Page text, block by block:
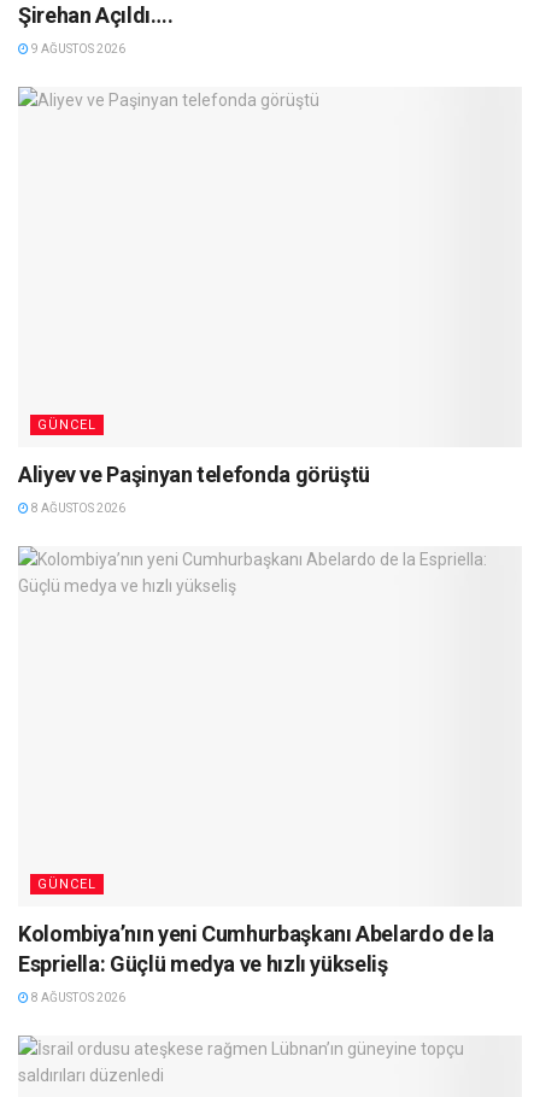
Şirehan Açıldı….
9 AĞUSTOS 2026
GÜNCEL
Aliyev ve Paşinyan telefonda görüştü
8 AĞUSTOS 2026
GÜNCEL
Kolombiya’nın yeni Cumhurbaşkanı Abelardo de la
Espriella: Güçlü medya ve hızlı yükseliş
8 AĞUSTOS 2026